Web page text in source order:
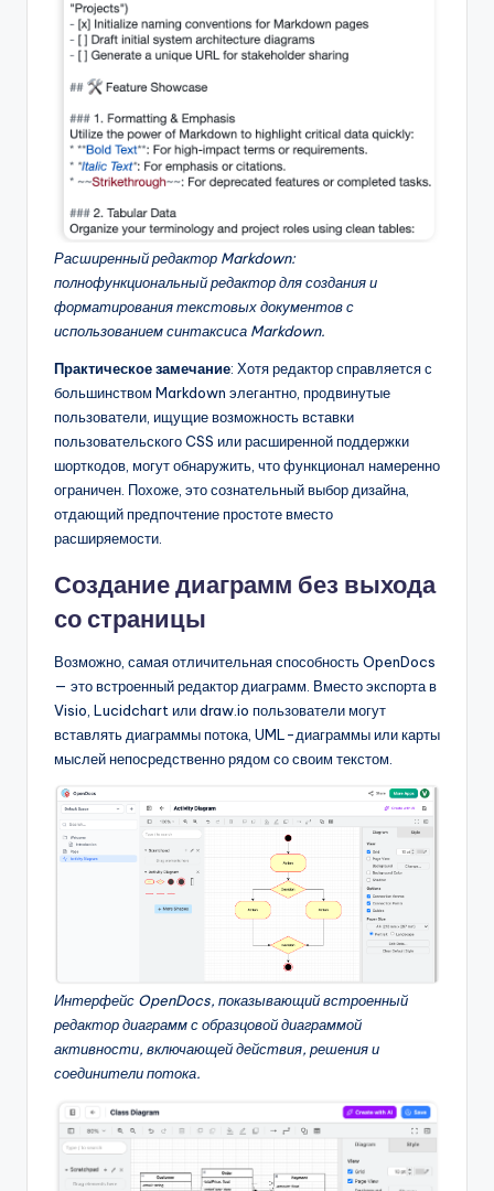
Расширенный редактор Markdown:
полнофункциональный редактор для создания и
форматирования текстовых документов с
использованием синтаксиса Markdown.
Практическое замечание: Хотя редактор справляется с
большинством Markdown элегантно, продвинутые
пользователи, ищущие возможность вставки
пользовательского CSS или расширенной поддержки
шорткодов, могут обнаружить, что функционал намеренно
ограничен. Похоже, это сознательный выбор дизайна,
отдающий предпочтение простоте вместо
расширяемости.
Создание диаграмм без выхода
со страницы
Возможно, самая отличительная способность OpenDocs
— это встроенный редактор диаграмм. Вместо экспорта в
Visio, Lucidchart или draw.io пользователи могут
вставлять диаграммы потока, UML-диаграммы или карты
мыслей непосредственно рядом со своим текстом.
Интерфейс OpenDocs, показывающий встроенный
редактор диаграмм с образцовой диаграммой
активности, включающей действия, решения и
соединители потока.